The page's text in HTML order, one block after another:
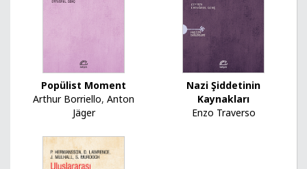
Popülist Moment
Arthur Borriello, Anton
Jäger
Nazi Şiddetinin
Kaynakları
Enzo Traverso